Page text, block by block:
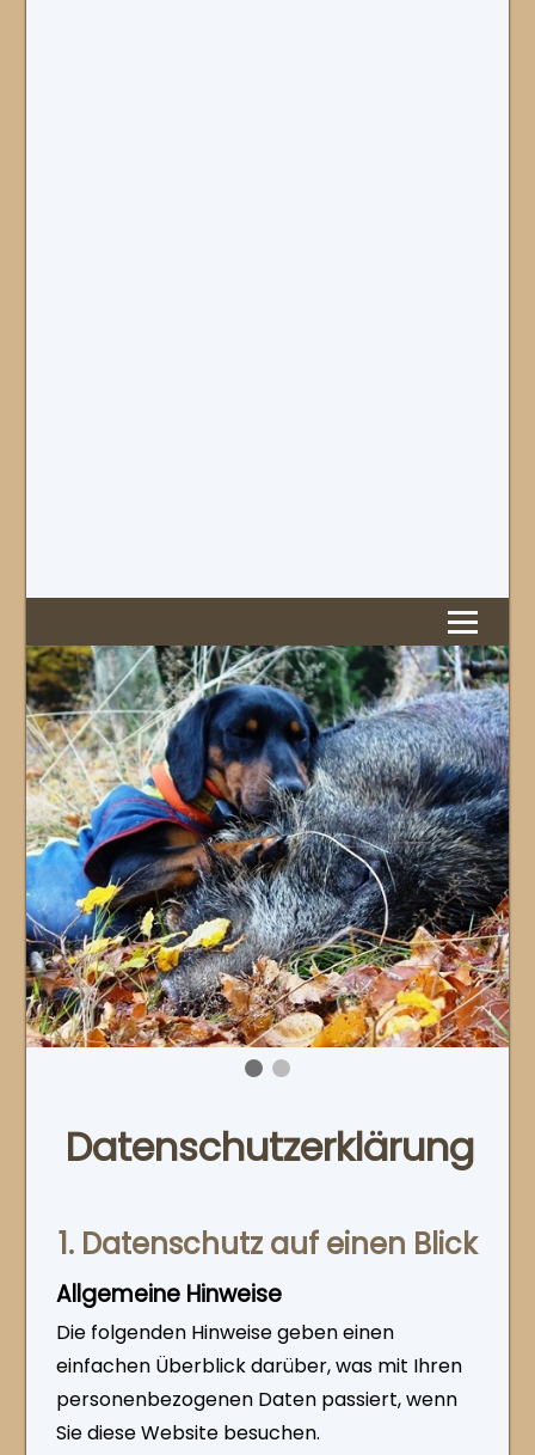
Datenschutzerklärung
1. Datenschutz auf einen Blick
Allgemeine Hinweise
Die folgenden Hinweise geben einen
einfachen Überblick darüber, was mit Ihren
personenbezogenen Daten passiert, wenn
Sie diese Website besuchen.